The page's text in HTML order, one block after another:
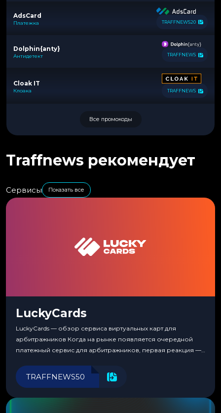
AdsCard
Платежка TRAFFNEWS20
Dolphin{anty}
Антидетект TRAFFNEWS
Cloak IT
Клоака TRAFFNEWS
Все промокоды
Traffnews рекомендует
Сервисы Показать все
LuckyCards
LuckyCards — обзор сервиса виртуальных карт для
арбитражников Когда на рынке появляется очередной
платежный сервис для арбитражников, первая реакция —
перестаешь воспринимать всерьез любой новый продукт,
пока тот не докажет обратное делом. LuckyCards — история
TRAFFNEWS50